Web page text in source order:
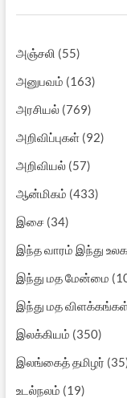
அஞ்சலி (55)
அனுபவம் (163)
அரசியல்(769)
அறிவிப்புகள்(92)
அறிவியல்(57)
ஆன்மிகம் (433)
இசை(34)
இந்த வாரம் இந்து
இந்து மத மேன்மை
இந்து மத
இலக்கியம் (350)
இலங்கைத் தமிழர்
உடல்நலம் (19)